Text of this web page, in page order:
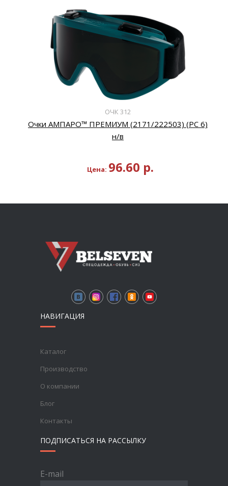
ОЧК 312
Очки АМПАРО™ ПРЕМИУМ (2171/222503) (РС 6)
н/в
Цена: 96.60 р.
НАВИГАЦИЯ
Каталог
Производство
О компании
Блог
Контакты
ПОДПИСАТЬСЯ НА РАССЫЛКУ
E-mail